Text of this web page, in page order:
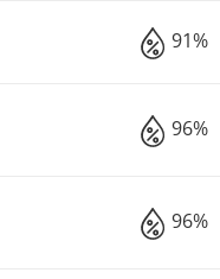
91%
96%
96%